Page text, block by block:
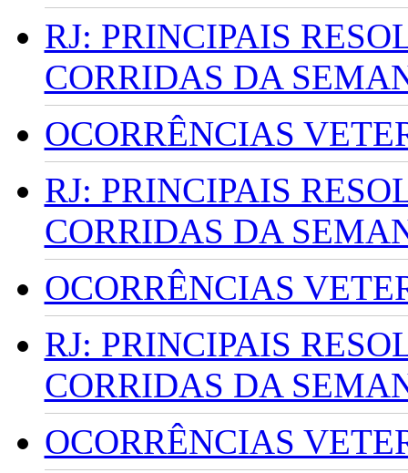
RJ: PRINCIPAIS
CORRIDAS DA
OCORRÊNCIAS
RJ: PRINCIPAIS
CORRIDAS DA
OCORRÊNCIAS
RJ: PRINCIPAIS
CORRIDAS DA
OCORRÊNCIAS